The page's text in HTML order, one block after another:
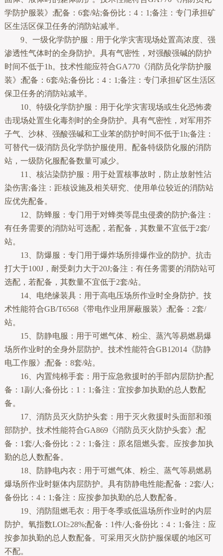
学防护服装》;配备：6套/站;备份比：4：1;备注：专门承担矿
区生活区保卫任务的消防站减半。
9、一级化学防护服：用于化学灾害现场处置高浓度、强
渗透性气体时的全身防护。具有气密性，对强酸强碱的防护
时间不低于1h。技术性能应符合GA770《消防员化学防护服
装》;配备：6套/站;备份比：4：1;备注：专门承担矿区生活区
保卫任务的消防站减半。
10、特级化学防护服：用于化学灾害现场或生化恐怖袭
击现场处置生化毒剂时的全身防护。具有气密性，对军用芥
子气、沙林、强酸强碱和工业苯的防护时间不低于1h;备注：
可替代一级消防员化学防护服使用。配备特级防化服的消防
站，一级防化服配备数量可减少。
11、核沾染防护服：用于处置核事故时，防止放射性沾
染伤害;备注：距核设施及相关研究、使用单位较近的消防站
应优先配备。
12、防蜂服：专门用于对蜂类等昆虫侵袭的防护;备注：
有任务需要的消防站可选配，若配备，其数量不宜低于2套/
站。
13、防爆服：专门用于爆炸场所排爆作业的防护。抗击
打大于100J，耐受刺力大于20J;备注：有任务需要的消防站可
选配，若配备，其数量不宜低于2套/站。
14、电绝缘装具：用于高电压场所作业时全身防护。技
术性能符合GB/T6568《带电作业用屏蔽服装》;配备：2套/
站。
15、防静电服：用于可燃气体、粉尘、蒸汽等易燃易爆
场所作业时的全身外层防护。技术性能符合GB12014《防静
电工作服》;配备：8套/站。
16、内置纯棉手套：用于应急救援时的手部内层防护;配
备：1副/人;备份比：1：1;备注：宜按参加执勤的总人数配
备。
17、消防员灭火防护头套：用于灭火救援时头面部和颈
部防护。技术性能符合GA869《消防员灭火防护头套》;配
备：1套/人;备份比：2：1;备注：原名阻燃头套。应按参加执
勤的总人数配备。
18、防静电内衣：用于可燃气体、粉尘、蒸气等易燃易
爆场所作业时躯体内层防护。具有防静电性能;配备：2套/人;
备份比：4：1;备注：应按参加执勤的总人数配备。
19、消防阻燃毛衣：用于冬季或低温场所作业时的内层
防护。氧指数LOI≥28%;配备：1件/人;备份比：4：1;备注：应
按参加执勤的总人数配备。可采用灭火防护服保暖的地区可
不配。